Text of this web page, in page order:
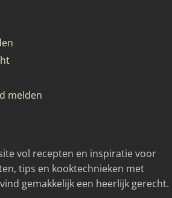
melden
vol recepten en inspiratie voor
tips en kooktechnieken met
gemakkelijk een heerlijk gerecht.